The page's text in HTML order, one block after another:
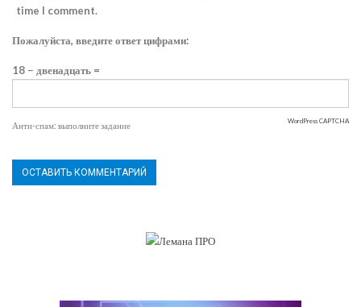
time I comment.
Пожалуйста, введите ответ цифрами:
18 − двенадцать =
Анти-спам: выполните задание WordPress CAPTCHA